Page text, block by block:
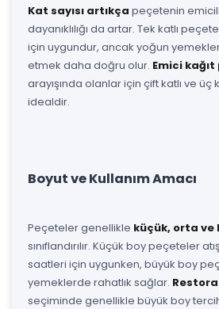
Kat sayısı artıkça peçetenin
dayanıklılığı da artar. Tek katlı
için uygundur, ancak yoğun
etmek daha doğru olur. Emici
arayışında olanlar için çift katlı ve üç
idealdir.
Boyut ve Kullanım Amacı
Peçeteler genellikle küçük, orta ve
sınıflandırılır. Küçük boy peçeteler
saatleri için uygunken, büyük boy
yemeklerde rahatlık sağlar.
seçiminde genellikle büyük boy